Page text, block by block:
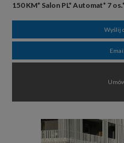
150 KM* Salon PL* Automat* 7
Wyślij